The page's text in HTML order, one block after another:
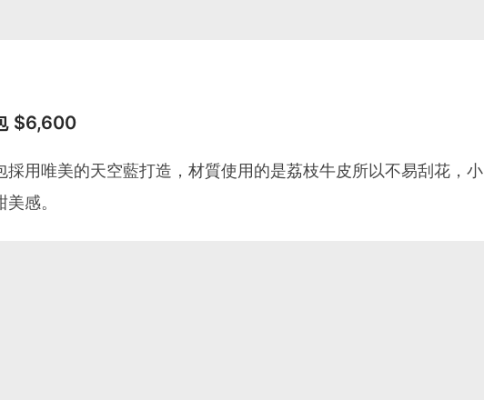
$6,600
採用唯美的天空藍打造，材質使用的是荔枝牛皮所以不易刮花，小
感。